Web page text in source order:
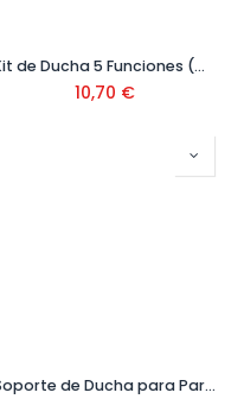
Kit de Ducha 5 Funciones (Mango + Flexo + Colgador) Ref. 42001134
10,70 €
Soporte de Ducha para Pared Cromo ABS Ref. 42004205